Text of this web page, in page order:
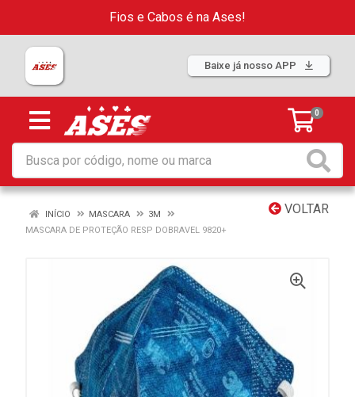
Fios e Cabos é na Ases!
Baixe já nosso APP
0
VOLTAR
INÍCIO MASCARA
3M
MASCARA DE PROTEÇÃO RESP DOBRAVEL 9820+